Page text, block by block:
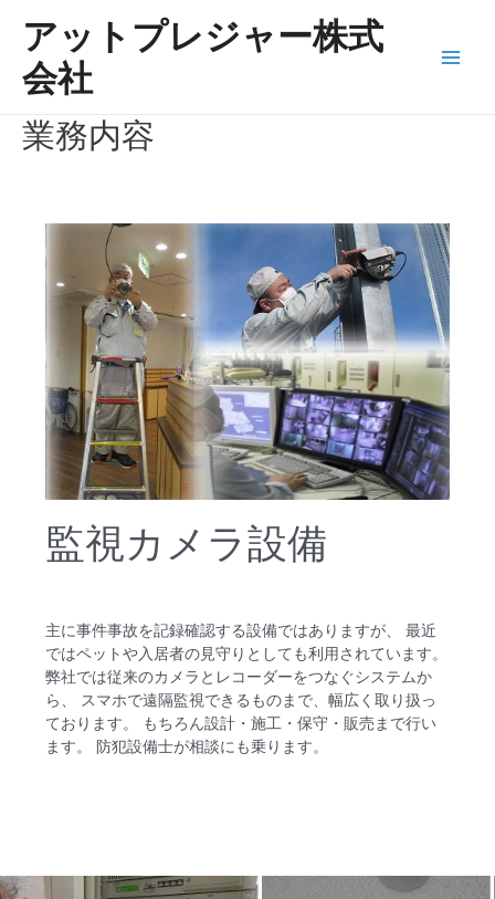
アットプレジャー株式
会社
業務内容
監視カメラ設備
主に事件事故を記録確認する設備ではありますが、 最近
ではペットや入居者の見守りとしても利用されています。
弊社では従来のカメラとレコーダーをつなぐシステムか
ら、 スマホで遠隔監視できるものまで、幅広く取り扱っ
ております。 もちろん設計・施工・保守・販売まで行い
ます。 防犯設備士が相談にも乗ります。